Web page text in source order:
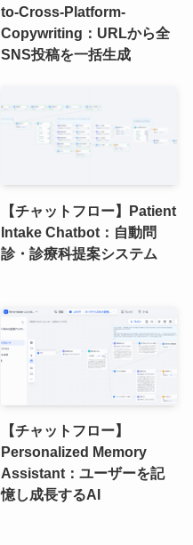
to-Cross-Platform-
Copywriting：URLから全
SNS投稿を一括生成
【チャットフロー】Patient
Intake Chatbot：自動問
診・診療科提案システム
【チャットフロー】
Personalized Memory
Assistant：ユーザーを記
憶し成長するAI